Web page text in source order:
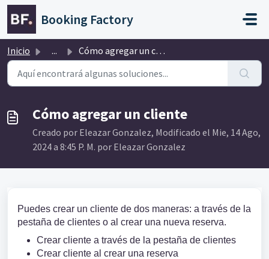
Saltar al contenido principal
Booking Factory
Inicio ... Cómo agregar un cliente
Cómo agregar un cliente
Creado por Eleazar Gonzalez, Modificado el Mie, 14 Ago,
2024 a 8:45 P. M. por Eleazar Gonzalez
Puedes crear un cliente de dos maneras: a través de la
pestaña de clientes o al crear una nueva reserva.
Crear cliente a través de la pestaña de clientes
Crear cliente al crear una reserva